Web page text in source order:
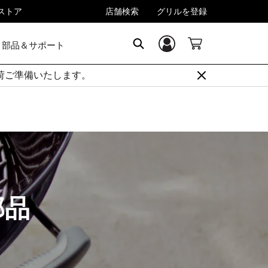
トア 店舗検索 グリルを登録
部品＆サポート ログイン／登録
準備いたします。